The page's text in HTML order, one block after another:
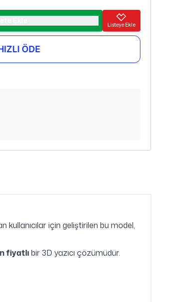
Listeye Ekle
kullanıcılar için geliştirilen bu model,
fiyatlıbir 3D yazıcı çözümüdür.